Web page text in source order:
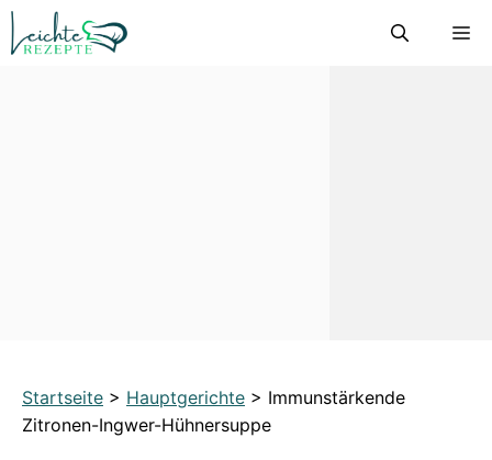
Zum
Inhalt
Startseite > Hauptgerichte > Immunstärkende
Zitronen-Ingwer-Hühnersuppe